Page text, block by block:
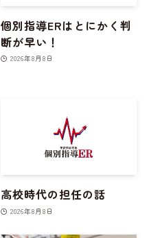
個別指導ERはとにかく判
断が早い！
2026年8月8日
高校時代の担任の話
2026年8月8日